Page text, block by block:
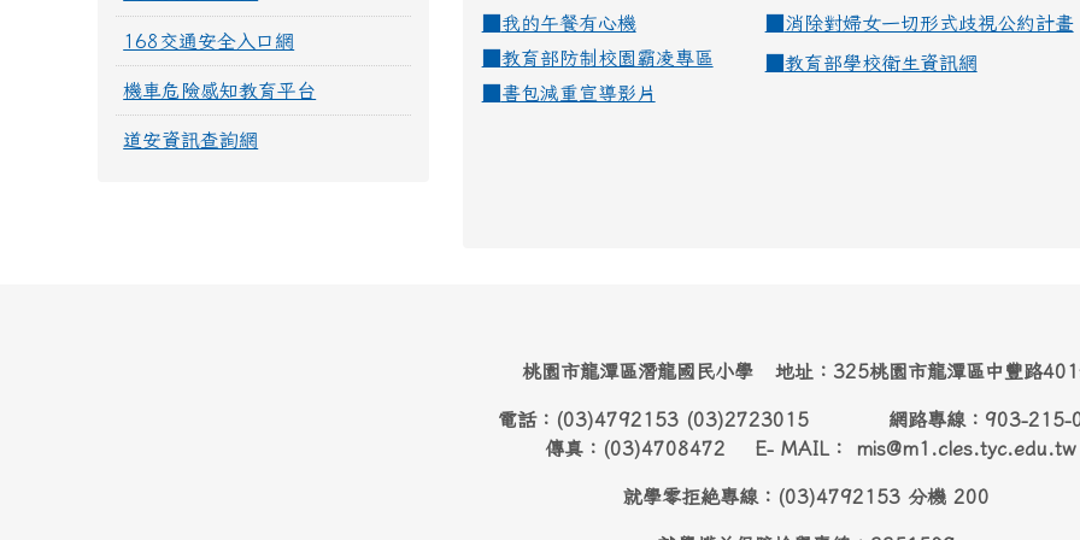
我的午餐有心機
消除對婦女一切形式歧視公約計畫
教育部防制校園霸凌專區
教育部學校衛生資訊網
書包減重宣導影片
168交通安全入口網
機車危險感知教育平台
道安資訊查詢網
桃園市龍潭區潛龍國民小學 地址：325桃園市龍潭區中豐路
電話：(03)4792153 (03)2723015 網路專線：903-215-
傳真：(03)4708472 E- MAIL： mis@m1.cles.tyc.edu.tw
就學零拒絶專線：(03)4792153 分機 200